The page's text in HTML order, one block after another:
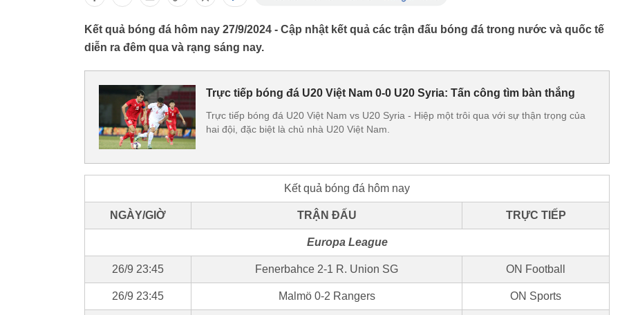
Kết quả bóng đá hôm nay 27/9/2024 - Cập nhật kết quả các trận đấu bóng đá trong nước và quốc tế
diễn ra đêm qua và rạng sáng nay.
Trực tiếp bóng đá U20 Việt Nam 0-0 U20 Syria: Tấn công tìm bàn thắng
Trực tiếp bóng đá U20 Việt Nam vs U20 Syria - Hiệp một trôi qua với sự thận trọng của
hai đội, đặc biệt là chủ nhà U20 Việt Nam.
Kết quả bóng đá hôm nay
NGÀY/GIỜ TRẬN ĐẤU TRỰC TIẾP
Europa League
26/9 23:45 Fenerbahce 2-1 R. Union SG ON Football
26/9 23:45 Malmö 0-2 Rangers ON Sports